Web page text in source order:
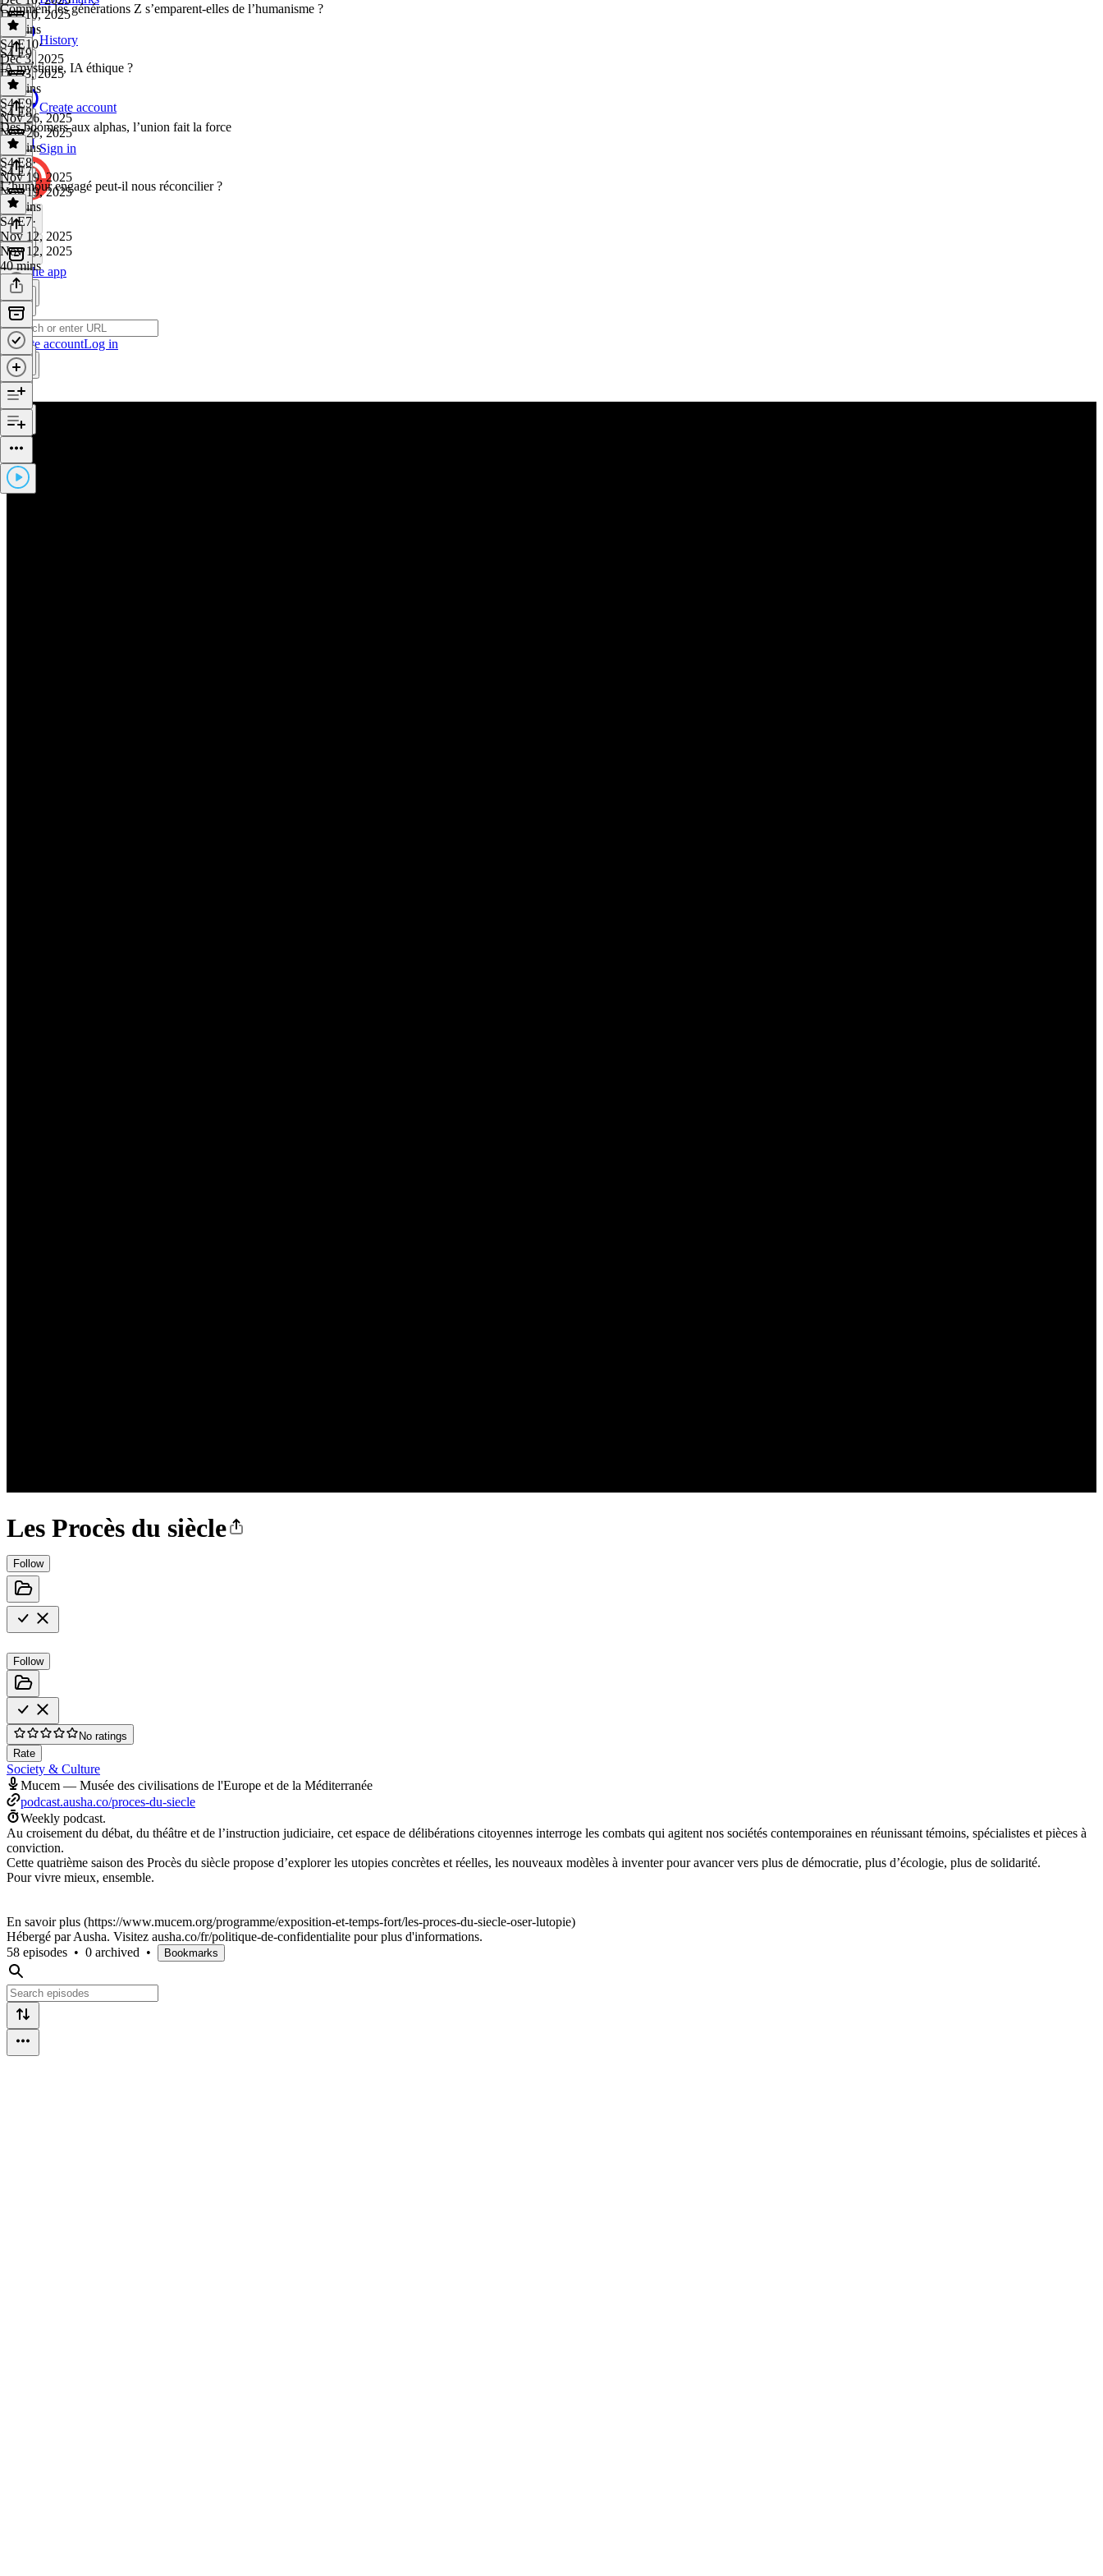
History
Create account
Sign in
Get the app
Create accountLog in
Les Procès du siècle
Follow
Follow
No ratings
Rate
Society & Culture
Mucem — Musée des civilisations de l'Europe et de la Méditerranée
podcast.ausha.co/proces-du-siecle
Weekly podcast.
Au croisement du débat, du théâtre et de l’instruction judiciaire, cet espace de délibérations citoyennes interroge les combats qui agitent nos sociétés contemporaines en réunissant témoins, spécialistes et pièces à
conviction.
Cette quatrième saison des Procès du siècle propose d’explorer les utopies concrètes et réelles, les nouveaux modèles à inventer pour avancer vers plus de démocratie, plus d’écologie, plus de solidarité.
Pour vivre mieux, ensemble.
En savoir plus (https://www.mucem.org/programme/exposition-et-temps-fort/les-proces-du-siecle-oser-lutopie)
Hébergé par Ausha. Visitez ausha.co/fr/politique-de-confidentialite pour plus d'informations.
58 episodes • 0 archived • Bookmarks
Dec 10, 2025
50 mins
Comment les générations Z s’emparent-elles de l’humanisme ?
S4 E10·
Dec 3, 2025
Dec 3, 2025
46 mins
S4 E9
IA mystique, IA éthique ?
S4 E9·
Nov 26, 2025
Nov 26, 2025
45 mins
S4 E8
Des boomers aux alphas, l’union fait la force
S4 E8·
Nov 19, 2025
Nov 19, 2025
42 mins
S4 E7
L’humour engagé peut-il nous réconcilier ?
S4 E7·
Nov 12, 2025
Nov 12, 2025
40 mins